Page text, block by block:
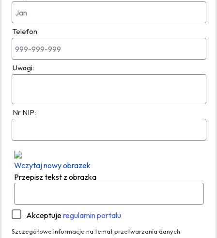
Telefon
Uwagi:
Nr NIP:
Wczytaj nowy obrazek
Przepisz tekst z obrazka
Akceptujeregulamin portalu
Szczegółowe informacje na temat przetwarzania danych